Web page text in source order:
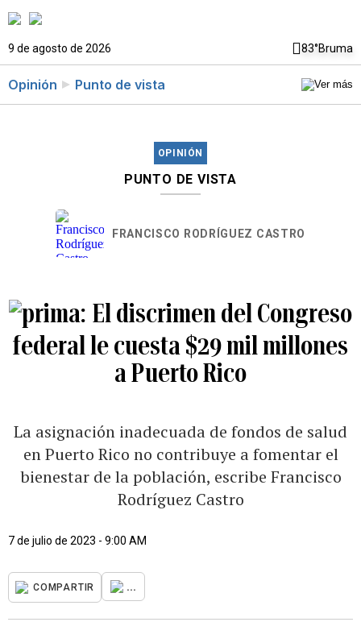
9 de agosto de 2026 83°Bruma
Opinión Punto de vista
OPINIÓN
PUNTO DE VISTA
FRANCISCO RODRÍGUEZ CASTRO
El discrimen del Congreso
federal le cuesta $29 mil millones
a Puerto Rico
La asignación inadecuada de fondos de salud
en Puerto Rico no contribuye a fomentar el
bienestar de la población, escribe Francisco
Rodríguez Castro
7 de julio de 2023 - 9:00 AM
COMPARTIR ...